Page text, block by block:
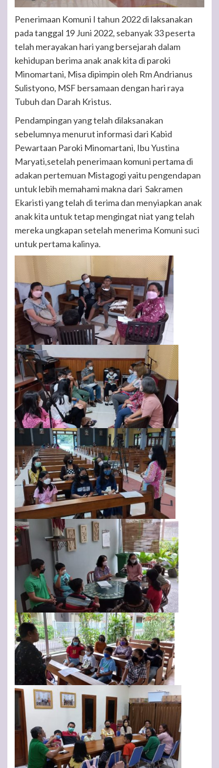
Penerimaan Komuni I tahun 2022 di laksanakan
pada tanggal 19 Juni 2022, sebanyak 33 peserta
telah merayakan hari yang bersejarah dalam
kehidupan berima anak anak kita di paroki
Minomartani, Misa dipimpin oleh Rm Andrianus
Sulistyono, MSF bersamaan dengan hari raya
Tubuh dan Darah Kristus.
Pendampingan yang telah dilaksanakan
sebelumnya menurut informasi dari Kabid
Pewartaan Paroki Minomartani, Ibu Yustina
Maryati,setelah penerimaan komuni pertama di
adakan pertemuan Mistagogi yaitu pengendapan
untuk lebih memahami makna dari Sakramen
Ekaristi yang telah di terima dan menyiapkan anak
anak kita untuk tetap mengingat niat yang telah
mereka ungkapan setelah menerima Komuni suci
untuk pertama kalinya.